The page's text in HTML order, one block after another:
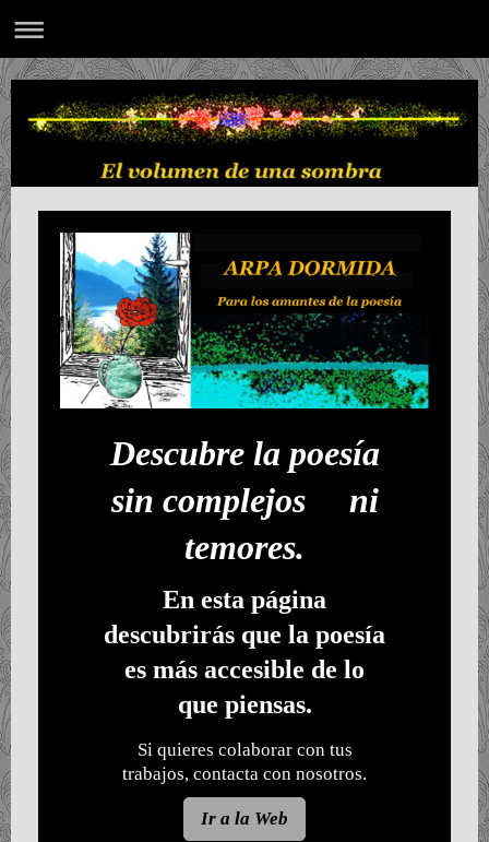
Descubre la poesía
sin complejos ni
temores.
En esta página
descubrirás que la poesía
es más accesible de lo
que piensas.
Si quieres colaborar con tus
trabajos, contacta con nosotros.
Ir a la Web